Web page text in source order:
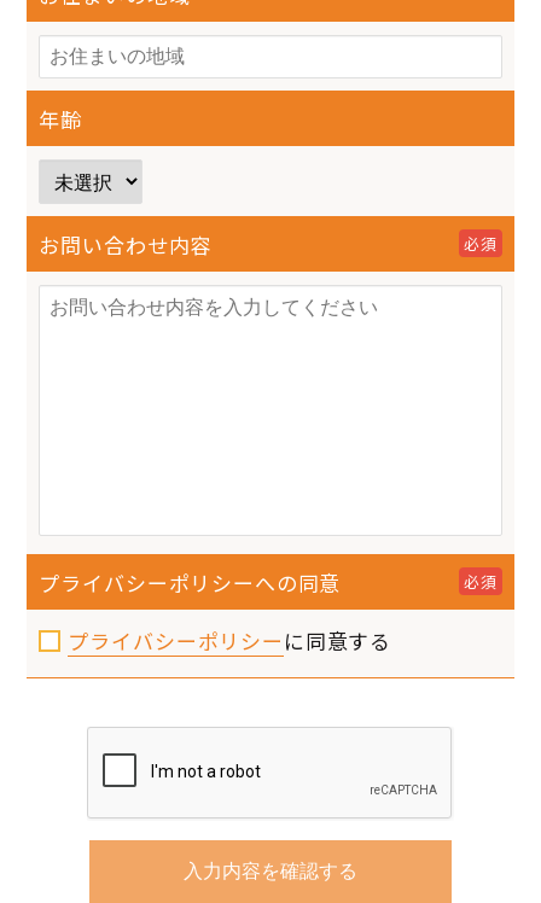
年齢
お問い合わせ内容 必須
プライバシーポリシーへの同意 必須
プライバシーポリシー に同意する